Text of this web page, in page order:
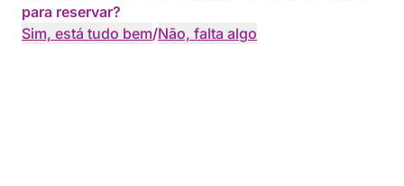
para reservar?
Sim, está tudo bem/Não, falta algo